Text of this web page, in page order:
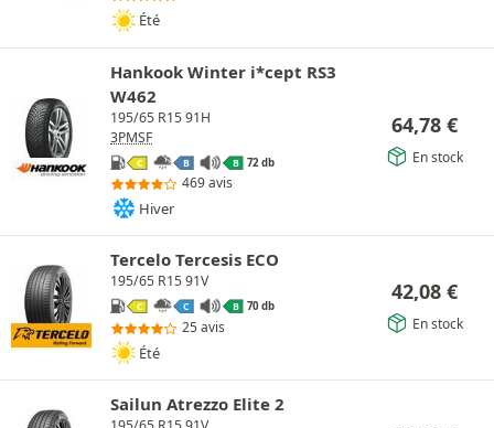
Été
Hankook Winter i*cept RS3
W462
195/65 R15 91H
3PMSF
C B B 72 db
469 avis
Hiver
64,78 €
En stock
Tercelo Tercesis ECO
195/65 R15 91V
C C B 70 db
25 avis
Été
42,08 €
En stock
Sailun Atrezzo Elite 2